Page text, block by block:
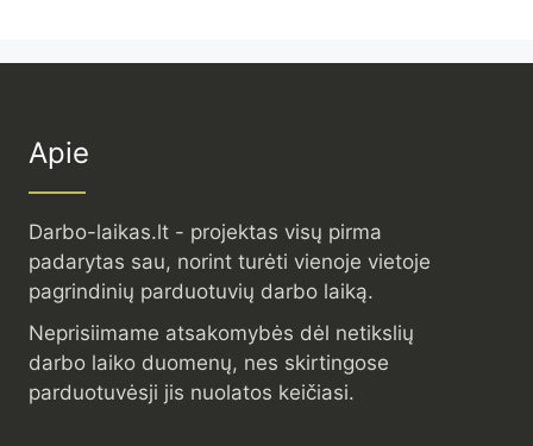
Apie
Darbo-laikas.lt - projektas visų pirma
padarytas sau, norint turėti vienoje vietoje
pagrindinių parduotuvių darbo laiką.
Neprisiimame atsakomybės dėl netikslių
darbo laiko duomenų, nes skirtingose
parduotuvėsji jis nuolatos keičiasi.